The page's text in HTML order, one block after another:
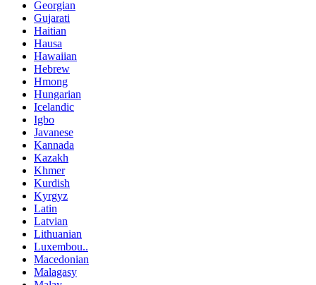
Georgian
Gujarati
Haitian
Hausa
Hawaiian
Hebrew
Hmong
Hungarian
Icelandic
Igbo
Javanese
Kannada
Kazakh
Khmer
Kurdish
Kyrgyz
Latin
Latvian
Lithuanian
Luxembou..
Macedonian
Malagasy